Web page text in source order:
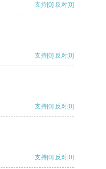
支持[0] 反对[0]
支持[0] 反对[0]
支持[0] 反对[0]
支持[0] 反对[0]